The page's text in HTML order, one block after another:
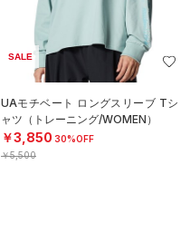
SALE
UAモチベート ロングスリーブ Tシ
ャツ（トレーニング/WOMEN）
￥3,850 30%OFF
￥5,500